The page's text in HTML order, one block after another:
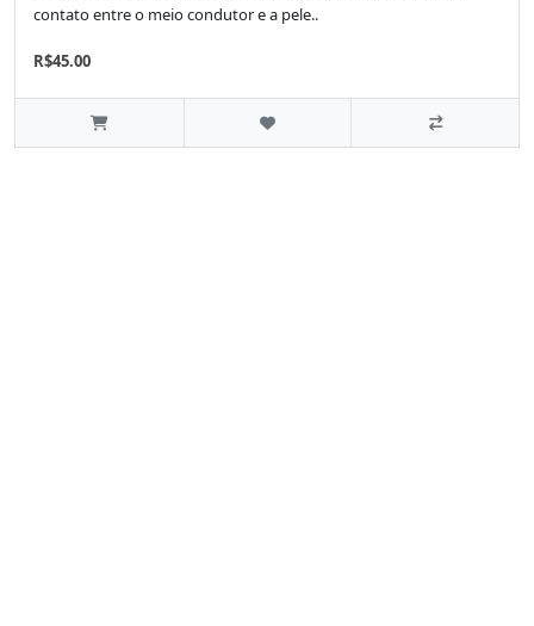
contato entre o meio condutor e a pele..
R$45.00